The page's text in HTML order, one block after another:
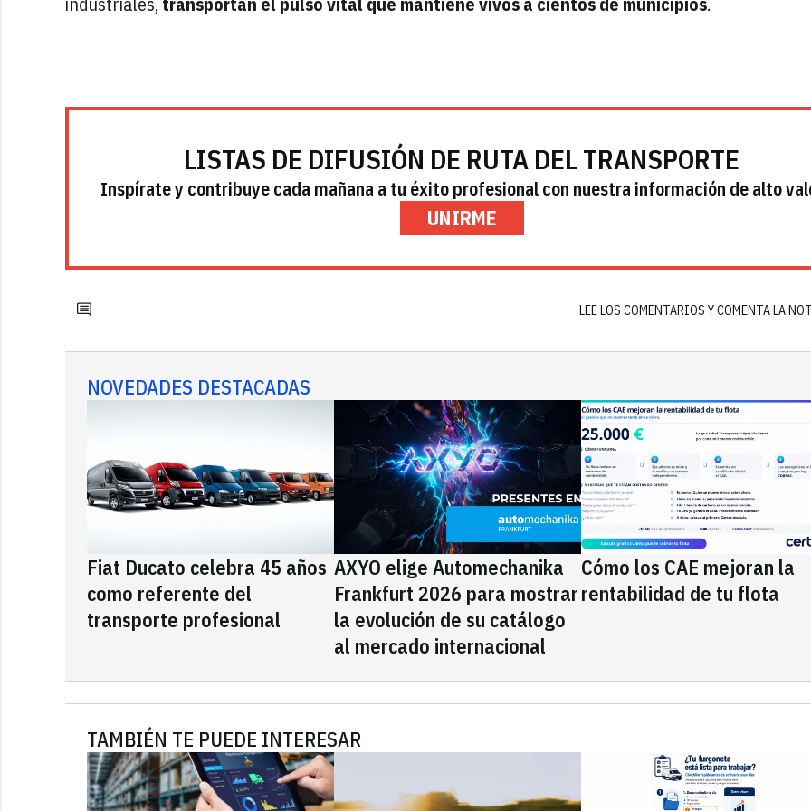
LISTAS DE DIFUSIÓN DE RUTA DEL TRANSPORTE
Inspírate y contribuye cada mañana a tu éxito profesional con nuestra información de alto
UNIRME
LEE LOS COMENTARIOS Y COMENTA LA
NOVEDADES DESTACADAS
Fiat Ducato celebra 45 años
como referente del
transporte profesional
AXYO elige Automechanika
Frankfurt 2026 para mostrar
la evolución de su catálogo
al mercado internacional
Cómo los CAE mejoran la
rentabilidad de tu flota
TAMBIÉN TE PUEDE INTERESAR